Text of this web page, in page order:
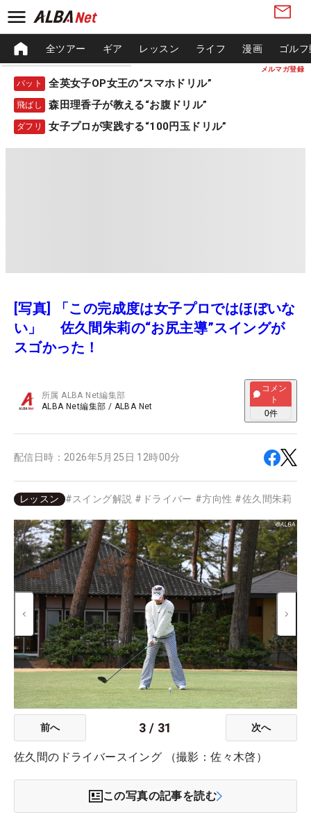
メルマガ登録
全ツアー ギア レッスン ライフ 漫画 ゴル
パット 全英女子OP女王の“スマホドリル”
飛ばし 森田理香子が教える“お腹ドリル”
ダフリ 女子プロが実践する“100円玉ドリル”
[写真] 「この完成度は女子プロではほぼいな
い」 佐久間朱莉の“お尻主導”スイングが
スゴかった！
所属ALBA Net編集部
ALBA Net編集部 / ALBA Net
コメン
ト
0件
配信日時： 2026年5月25日 12時00分
レッスン #スイング解説 # ドライバー #方向性 #佐久間朱莉
前へ 3 / 31 次へ
佐久間のドライバースイング （撮影：佐々木啓）
この写真の記事を読む